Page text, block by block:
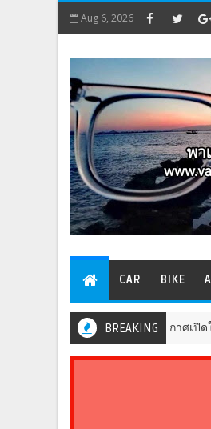
Aug 6, 2026
CAR BIKE
BREAKING
นนำระดับโลก ประกาศเปิดให้บริการในป